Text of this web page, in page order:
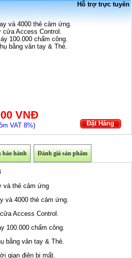
và 4000 thẻ cảm ứng.
cửa Access Control.
100.000 chấm công.
bằng vân tay & Thẻ.
VNĐ
VAT 8%)
Hỗ trợ trực tuyến
Đặt Hàng
bảo hành Đánh giá sản phẩm
và thẻ cảm ứng
và 4000 thẻ cảm ứng.
Access Control.
100.000 chấm công.
bằng vân tay & Thẻ.
gian điện bị mất.